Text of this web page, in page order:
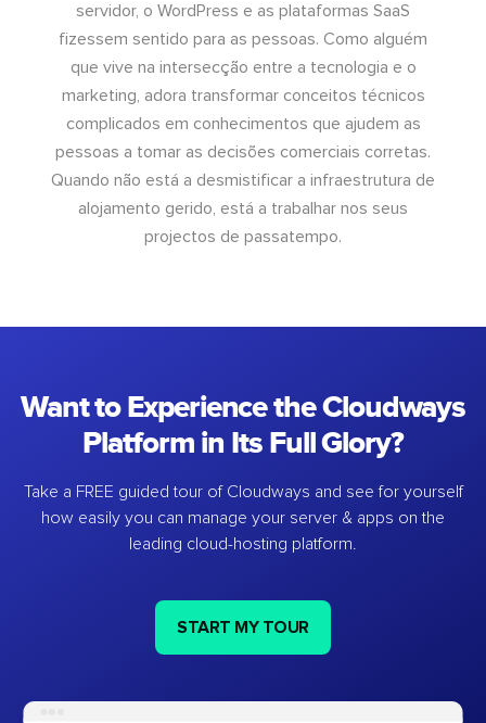
servidor, o WordPress e as plataformas SaaS
fizessem sentido para as pessoas. Como alguém
que vive na intersecção entre a tecnologia e o
marketing, adora transformar conceitos técnicos
complicados em conhecimentos que ajudem as
pessoas a tomar as decisões comerciais corretas.
Quando não está a desmistificar a infraestrutura de
alojamento gerido, está a trabalhar nos seus
projectos de passatempo.
Want to Experience the Cloudways
Platform in Its Full Glory?
Take a FREE guided tour of Cloudways and see for yourself
how easily you can manage your server & apps on the
leading cloud-hosting platform.
START MY TOUR